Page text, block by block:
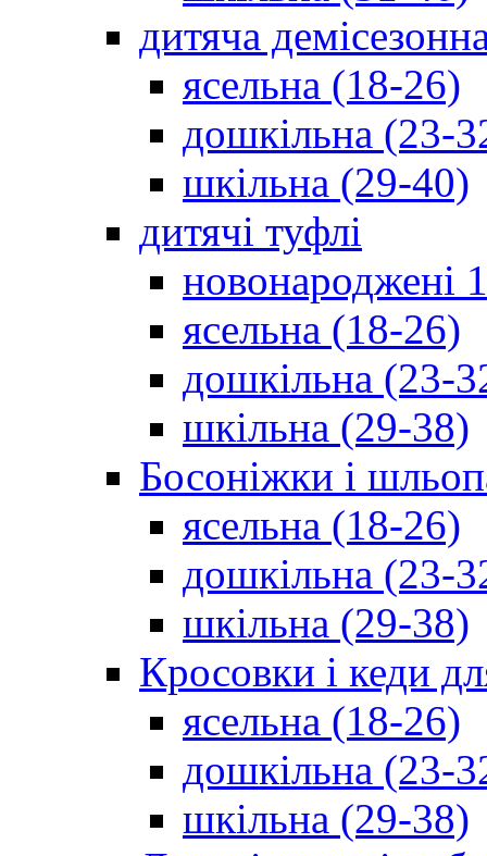
дитяча
ясельна (18-26)
дошкільна (23-
шкільна (29-40)
дитячі туфлі
новонароджені
ясельна (18-26)
дошкільна (23-
шкільна (29-38)
Босоніжки і
ясельна (18-26)
дошкільна (23-
шкільна (29-38)
Кросовки і кеди
ясельна (18-26)
дошкільна (23-
шкільна (29-38)